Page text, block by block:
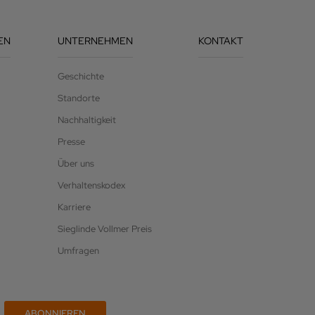
UNTERNEHMEN
Geschichte
Standorte
Nachhaltigkeit
Presse
Über uns
Verhaltenskodex
Karriere
Sieglinde Vollmer Preis
Umfragen
KONTAKT